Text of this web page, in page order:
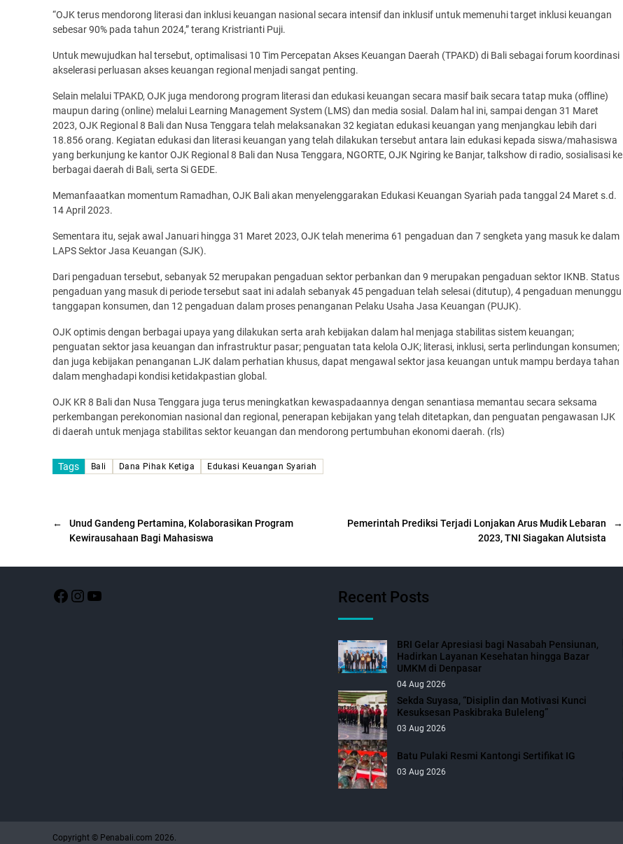
“OJK terus mendorong literasi dan inklusi keuangan nasional secara intensif dan inklusif untuk memenuhi target inklusi keuangan
sebesar 90% pada tahun 2024,” terang Kristrianti Puji.
Untuk mewujudkan hal tersebut, optimalisasi 10 Tim Percepatan Akses Keuangan Daerah (TPAKD) di Bali sebagai forum koordinasi
akselerasi perluasan akses keuangan regional menjadi sangat penting.
Selain melalui TPAKD, OJK juga mendorong program literasi dan edukasi keuangan secara masif baik secara tatap muka (offline)
maupun daring (online) melalui Learning Management System (LMS) dan media sosial. Dalam hal ini, sampai dengan 31 Maret
2023, OJK Regional 8 Bali dan Nusa Tenggara telah melaksanakan 32 kegiatan edukasi keuangan yang menjangkau lebih dari
18.856 orang. Kegiatan edukasi dan literasi keuangan yang telah dilakukan tersebut antara lain edukasi kepada siswa/mahasiswa
yang berkunjung ke kantor OJK Regional 8 Bali dan Nusa Tenggara, NGORTE, OJK Ngiring ke Banjar, talkshow di radio, sosialisasi ke
berbagai daerah di Bali, serta Si GEDE.
Memanfaaatkan momentum Ramadhan, OJK Bali akan menyelenggarakan Edukasi Keuangan Syariah pada tanggal 24 Maret s.d.
14 April 2023.
Sementara itu, sejak awal Januari hingga 31 Maret 2023, OJK telah menerima 61 pengaduan dan 7 sengketa yang masuk ke dalam
LAPS Sektor Jasa Keuangan (SJK).
Dari pengaduan tersebut, sebanyak 52 merupakan pengaduan sektor perbankan dan 9 merupakan pengaduan sektor IKNB. Status
pengaduan yang masuk di periode tersebut saat ini adalah sebanyak 45 pengaduan telah selesai (ditutup), 4 pengaduan menunggu
tanggapan konsumen, dan 12 pengaduan dalam proses penanganan Pelaku Usaha Jasa Keuangan (PUJK).
OJK optimis dengan berbagai upaya yang dilakukan serta arah kebijakan dalam hal menjaga stabilitas sistem keuangan;
penguatan sektor jasa keuangan dan infrastruktur pasar; penguatan tata kelola OJK; literasi, inklusi, serta perlindungan konsumen;
dan juga kebijakan penanganan LJK dalam perhatian khusus, dapat mengawal sektor jasa keuangan untuk mampu berdaya tahan
dalam menghadapi kondisi ketidakpastian global.
OJK KR 8 Bali dan Nusa Tenggara juga terus meningkatkan kewaspadaannya dengan senantiasa memantau secara seksama
perkembangan perekonomian nasional dan regional, penerapan kebijakan yang telah ditetapkan, dan penguatan pengawasan IJK
di daerah untuk menjaga stabilitas sektor keuangan dan mendorong pertumbuhan ekonomi daerah. (rls)
Tags Bali Dana Pihak Ketiga Edukasi Keuangan Syariah
←
Unud Gandeng Pertamina, Kolaborasikan Program
Kewirausahaan Bagi Mahasiswa
→
Pemerintah Prediksi Terjadi Lonjakan Arus Mudik Lebaran
2023, TNI Siagakan Alutsista
Recent Posts
BRI Gelar Apresiasi bagi Nasabah Pensiunan,
Hadirkan Layanan Kesehatan hingga Bazar
UMKM di Denpasar
04 Aug 2026
Sekda Suyasa, “Disiplin dan Motivasi Kunci
Kesuksesan Paskibraka Buleleng”
03 Aug 2026
Batu Pulaki Resmi Kantongi Sertifikat IG
03 Aug 2026
Copyright © Penabali.com 2026.